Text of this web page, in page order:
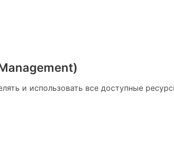
и использовать все доступные